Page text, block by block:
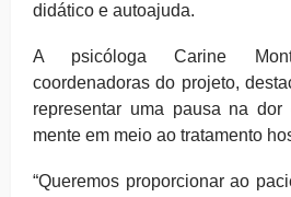
didático e autoajuda.
A psicóloga Carine
coordenadoras do projeto,
representar uma pausa na
mente em meio ao tratamento
“Queremos proporcionar ao